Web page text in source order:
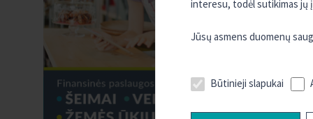
interesu, todėl sutikimas jų
Jūsų asmens duomenų
Būtinieji slapukai